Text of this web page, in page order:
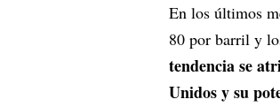
En los últimos
80 por barril y
tendencia se
Unidos y su